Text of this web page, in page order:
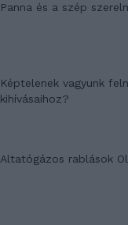
Panna és a szép
Képtelenek vagyunk
kihívásaihoz?
Altatógázos rablások